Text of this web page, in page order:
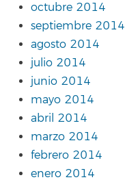
octubre 2014
septiembre 2014
agosto 2014
julio 2014
junio 2014
mayo 2014
abril 2014
marzo 2014
febrero 2014
enero 2014